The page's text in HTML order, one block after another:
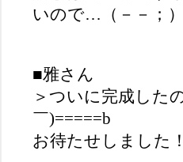
いので…（－－；
■雅さん
＞ついに完成した
￣)=====b
お待たせしました